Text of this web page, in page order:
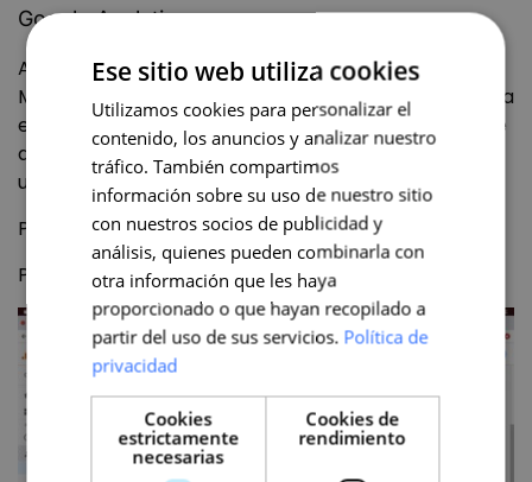
Google Analytics
Analytics se utilizar para casi cualquier ámbito del
Marketing Digital en general, y puede sernos útil para
evaluar cómo está funcionando nuestra Web. Puede
aportarnos una gran cantidad de datos que
utilizaremos para mejorar nuestra experiencia.
Página Web:Google Analytics
Precio: Gratuita
Ese sitio web utiliza cookies
Utilizamos cookies para personalizar el
contenido, los anuncios y analizar nuestro
tráfico. También compartimos
información sobre su uso de nuestro sitio
con nuestros socios de publicidad y
análisis, quienes pueden combinarla con
otra información que les haya
proporcionado o que hayan recopilado a
partir del uso de sus servicios. Política de
privacidad
Cookies
estrictamente
necesarias
Cookies de
rendimiento